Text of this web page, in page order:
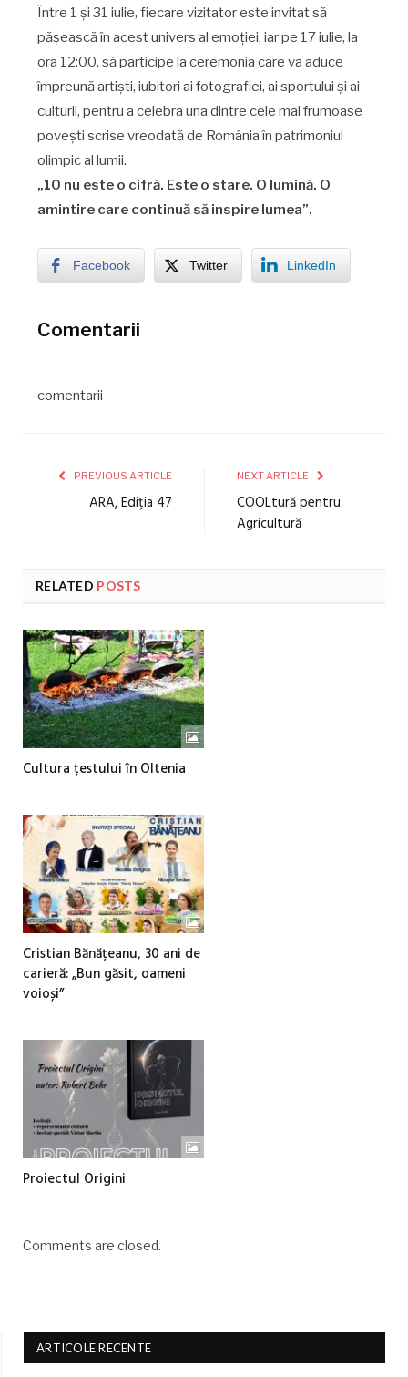
Între 1 și 31 iulie, fiecare vizitator este invitat să
pășească în acest univers al emoției, iar pe 17 iulie, la
ora 12:00, să participe la ceremonia care va aduce
împreună artiști, iubitori ai fotografiei, ai sportului și ai
culturii, pentru a celebra una dintre cele mai frumoase
povești scrise vreodată de România în patrimoniul
olimpic al lumii.
„10 nu este o cifră. Este o stare. O lumină. O
amintire care continuă să inspire lumea”.
Facebook Twitter LinkedIn
Comentarii
comentarii
PREVIOUS ARTICLE
ARA, Ediția 47
NEXT ARTICLE
COOLtură pentru
Agricultură
RELATED POSTS
Cultura țestului în Oltenia
Cristian Bănățeanu, 30 ani de
carieră: „Bun găsit, oameni
voioși”
Proiectul Origini
Comments are closed.
ARTICOLE RECENTE